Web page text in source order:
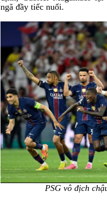
ngã đầy tiếc nuối.
PSG vô địch